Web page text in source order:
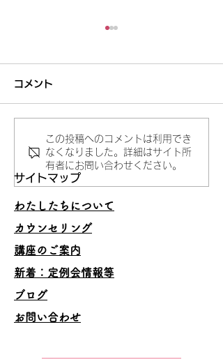
妥当でないことを承認し
ない
コメント
この投稿へのコメントは利用でき
なくなりました。詳細はサイト所
有者にお問い合わせください。
サイトマップ
わたしたちについて
カウンセリング
講座のご案内
​新着：定例会情報等
ブログ
お問い合わせ